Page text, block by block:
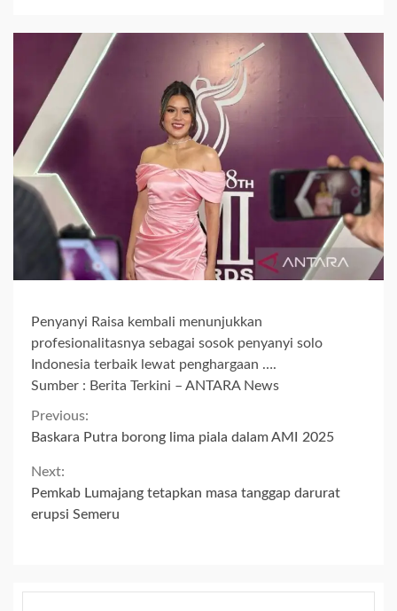
Penyanyi Raisa kembali menunjukkan
profesionalitasnya sebagai sosok penyanyi solo
Indonesia terbaik lewat penghargaan ….
Sumber : Berita Terkini – ANTARA News
Continue
Reading
Previous:
Baskara Putra borong lima piala dalam AMI 2025
Next:
Pemkab Lumajang tetapkan masa tanggap darurat
erupsi Semeru